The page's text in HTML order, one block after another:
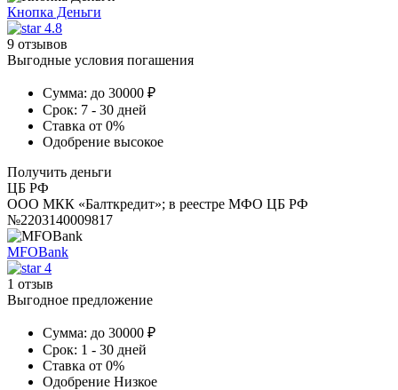
Кнопка Деньги
4.8
9 отзывов
Выгодные условия погашения
Сумма: до 30000 ₽
Срок: 7 - 30 дней
Ставка от 0%
Одобрение высокое
Получить деньги
ЦБ РФ
ООО МКК «Балткредит»; в реестре МФО ЦБ РФ
№2203140009817
MFOBank
4
1 отзыв
Выгодное предложение
Сумма: до 30000 ₽
Срок: 1 - 30 дней
Ставка от 0%
Одобрение Низкое